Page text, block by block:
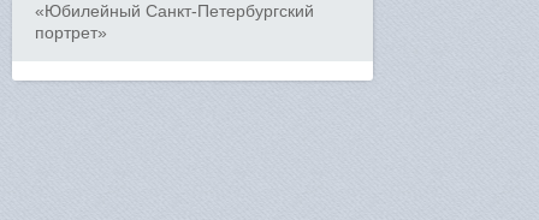
«Юбилейный Санкт-Петербургский
портрет»